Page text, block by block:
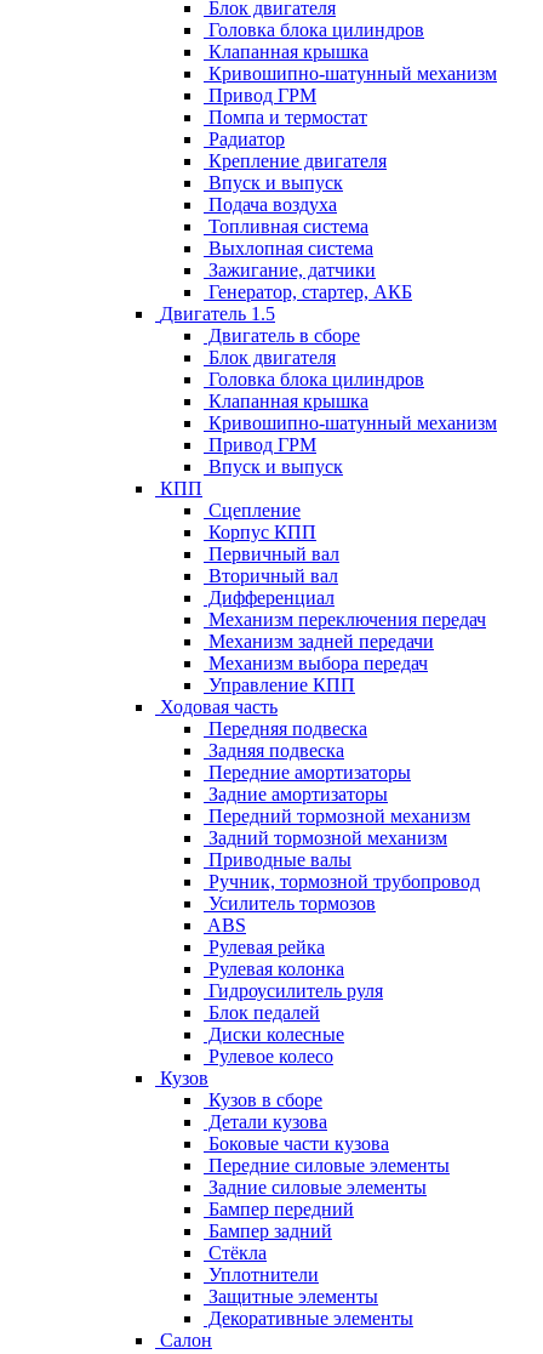
Блок двигателя
Головка блока цилиндров
Клапанная крышка
Кривошипно-шатунный механизм
Привод ГРМ
Помпа и термостат
Радиатор
Крепление двигателя
Впуск и выпуск
Подача воздуха
Топливная система
Выхлопная система
Зажигание, датчики
Генератор, стартер, АКБ
Двигатель 1.5
Двигатель в сборе
Блок двигателя
Головка блока цилиндров
Клапанная крышка
Кривошипно-шатунный механизм
Привод ГРМ
Впуск и выпуск
КПП
Сцепление
Корпус КПП
Первичный вал
Вторичный вал
Дифференциал
Механизм переключения передач
Механизм задней передачи
Механизм выбора передач
Управление КПП
Ходовая часть
Передняя подвеска
Задняя подвеска
Передние амортизаторы
Задние амортизаторы
Передний тормозной механизм
Задний тормозной механизм
Приводные валы
Ручник, тормозной трубопровод
Усилитель тормозов
ABS
Рулевая рейка
Рулевая колонка
Гидроусилитель руля
Блок педалей
Диски колесные
Рулевое колесо
Кузов
Кузов в сборе
Детали кузова
Боковые части кузова
Передние силовые элементы
Задние силовые элементы
Бампер передний
Бампер задний
Стёкла
Уплотнители
Защитные элементы
Декоративные элементы
Салон